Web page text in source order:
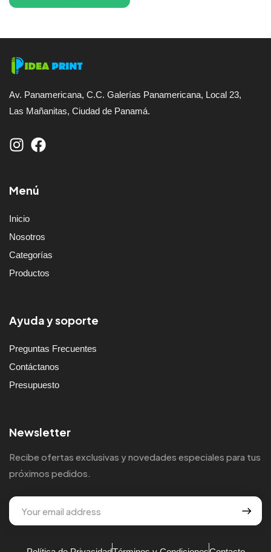
Av. Panamericana, C.C. Galerías Panamericana, Local 23,
Las Mañanitas, Ciudad de Panamá.
Menú
Inicio
Nosotros
Categorías
Productos
Ayuda y soporte
Preguntas Frecuentes
Contáctanos
Presupuesto
Newsletter
Recibe ofertas exclusivas y novedades especiales para tus
próximos pedidos.